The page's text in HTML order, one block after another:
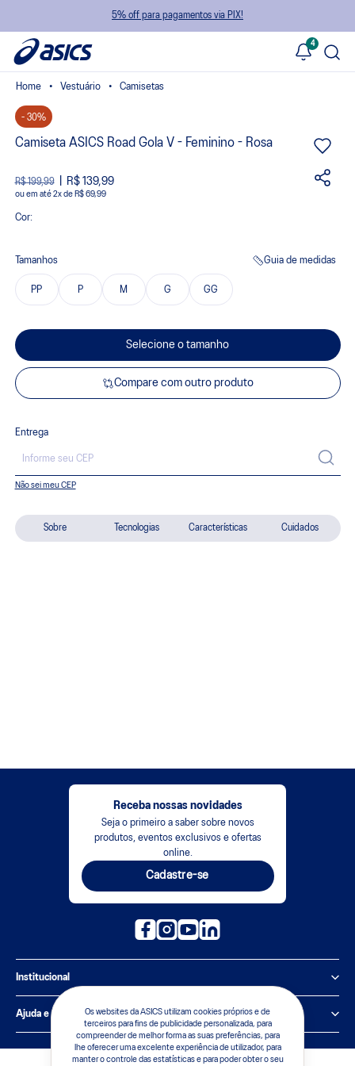
5% off para pagamentos via PIX!
4
Os websites da ASICS utilizam cookies próprios e de
terceiros para fins de publicidade personalizada, para
compreender de melhor forma as suas preferências, para
lhe oferecer uma excelente experiência de utilizador, para
manter o controle das estatísticas e para poder obter o seu
Sobre Tecnologias Características Cuidados
Vestuário Camisetas
- 30%
Camiseta ASICS Road Gola V - Feminino - Rosa
R$ 199,99 R$ 139,99
ou 2xde R$ 69,99
Cor:
Tamanhos Guia de medidas
PP P M G GG
Selecione o tamanho
Compare com outro produto
Entrega
Não sei meu CEP
Receba nossas novidades
Seja o primeiro a saber sobre novos
produtos, eventos exclusivos e ofertas
online.
Cadastre-se
Institucional
Política de Privacidade
Sobre a ASICS
Ajuda e suporte
Central de Relacionamento